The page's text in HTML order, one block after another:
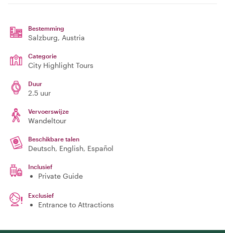
Bestemming
Salzburg, Austria
Categorie
City Highlight Tours
Duur
2.5 uur
Vervoerswijze
Wandeltour
Beschikbare talen
Deutsch, English, Español
Inclusief
Private Guide
Exclusief
Entrance to Attractions